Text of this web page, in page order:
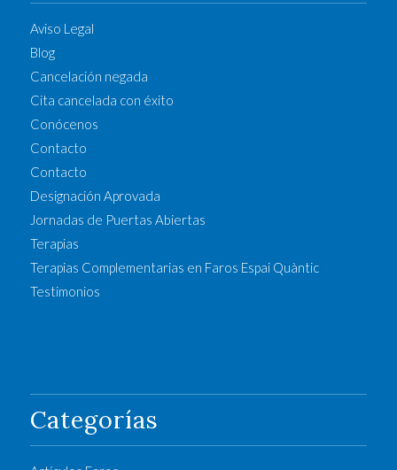
Aviso Legal
Blog
Cancelación negada
Cita cancelada con éxito
Conócenos
Contacto
Contacto
Designación Aprovada
Jornadas de Puertas Abiertas
Terapias
Terapias Complementarias en Faros Espai Quàntic
Testimonios
Categorías